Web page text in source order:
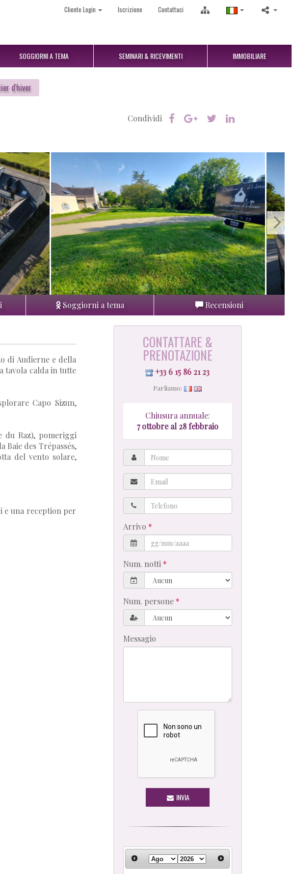
Cliente Login Iscrizione Contattaci
SOGGIORNI A TEMA SEMINARI & RICEVIMENTI IMMOBILIARE
d'hiver
Condividi
Soggiorni a tema Recensioni
di Audierne e della
tavola calda in tutte
Capo Sizun,
du Raz), pomeriggi
Baie des Trépassés,
del vento solare,
e una reception per
CONTATTARE &
PRENOTAZIONE
+33 6 15 86 21 23
Parliamo:
Chiusura annuale:
7 ottobre al 28 febbraio
Nome
Email
Telefono
Arrivo
Num. notti
Num. persone
Messagio
INVIA